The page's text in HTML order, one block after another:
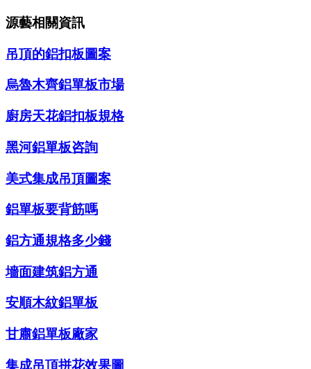
源藝相關資訊
吊頂的鋁扣板圖案
烏魯木齊鋁單板市場
廚房天花鋁扣板規格
黑河鋁單板咨詢
美式集成吊頂圖案
鋁單板要背筋嗎
鋁方通規格多少錢
墻面建筑鋁方通
安順木紋鋁單板
甘肅鋁單板廠家
集成吊頂拼花效果圖